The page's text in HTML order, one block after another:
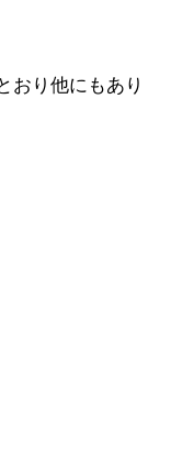
おり他にもあり